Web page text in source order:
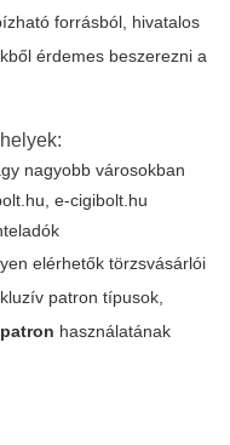
forrásból, hivatalos
érdemes beszerezni a
nagyobb városokban
, e-cigibolt.hu
elérhetők törzsvásárlói
patron típusok,
használatának